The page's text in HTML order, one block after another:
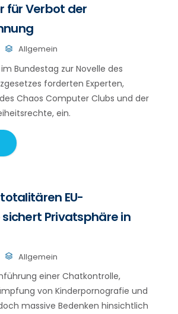
für Verbot der
Allgemein
Bundestag zur Novelle des
forderten Experten,
Chaos Computer Clubs und der
ein.
EU-
Privatsphäre in
Allgemein
einer Chatkontrolle,
von Kinderpornografie und
massive Bedenken hinsichtlich